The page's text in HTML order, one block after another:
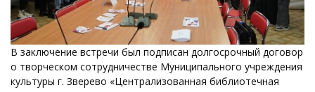
В заключение встречи был подписан долгосрочный договор
о творческом сотрудничестве Муниципального учреждения
культуры г. Зверево «Централизованная библиотечная